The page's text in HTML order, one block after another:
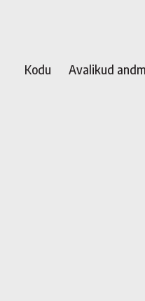
Kodu Avalikud